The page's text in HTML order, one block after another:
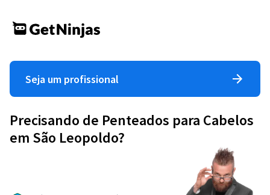
Seja um profissional
Precisando de Penteados para Cabelos
em São Leopoldo?